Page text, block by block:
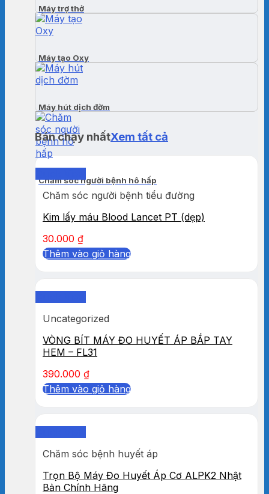
Máy trợ thở
Máy tạo Oxy
Máy hút dịch đờm
Chăm sóc người bệnh hô hấp
Bán chạy nhấtXem tất cả
Chăm sóc người bệnh tiểu đường
Kim lấy máu Blood Lancet PT (dẹp)
30.000 ₫
Thêm vào giỏ hàng
Uncategorized
VÒNG BÍT MÁY ĐO HUYẾT ÁP BẮP TAY
HEM – FL31
390.000 ₫
Thêm vào giỏ hàng
Chăm sóc bệnh huyết áp
Trọn Bộ Máy Đo Huyết Áp Cơ ALPK2 Nhật
Bản Chính Hãng